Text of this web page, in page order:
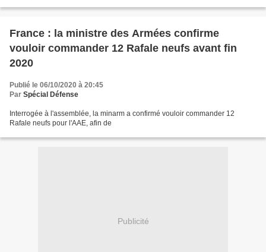
France : la ministre des Armées confirme
vouloir commander 12 Rafale neufs avant fin
2020
Publié le 06/10/2020 à 20:45
Par Spécial Défense
Interrogée à l'assemblée, la minarm a confirmé vouloir commander 12
Rafale neufs pour l'AAE, afin de
Publicité